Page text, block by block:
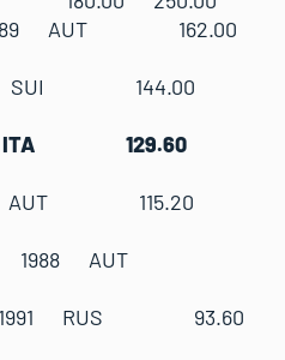
1989 AUT 162.00
SUI 144.00
ITA 129.60
AUT 115.20
1988 AUT
1991 RUS 93.60